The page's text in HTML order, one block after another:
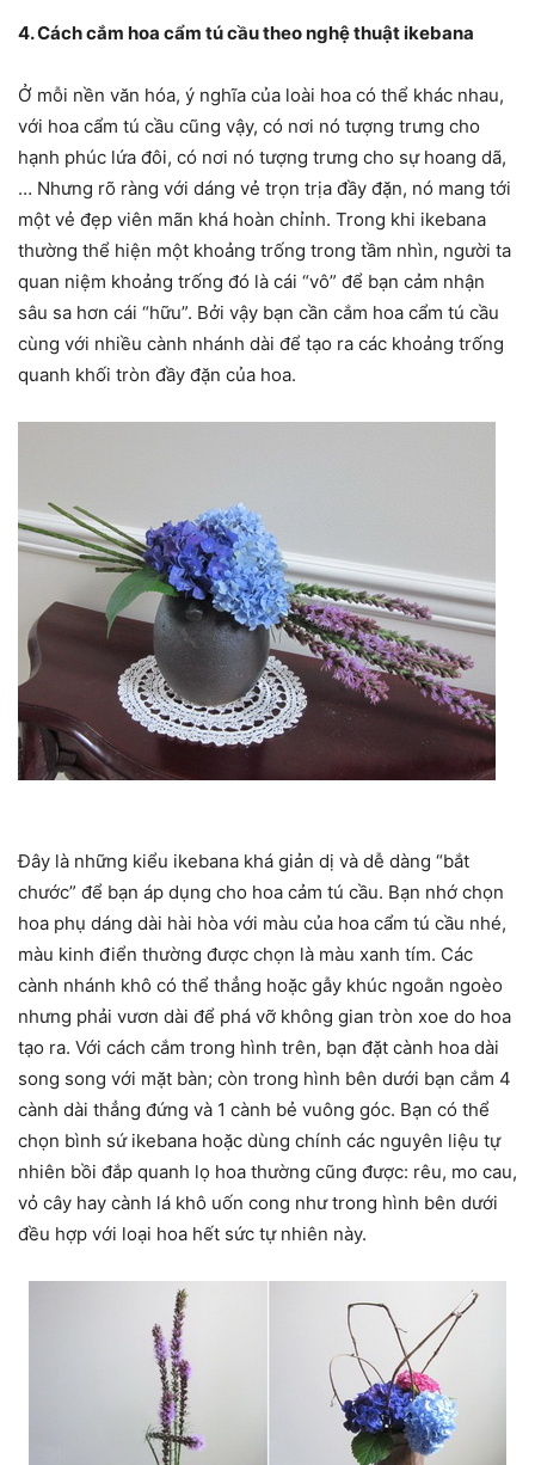
4. Cách cắm hoa cẩm tú cầu theo nghệ thuật ikebana
Ở mỗi nền văn hóa, ý nghĩa của loài hoa có thể khác nhau,
với hoa cẩm tú cầu cũng vậy, có nơi nó tượng trưng cho
hạnh phúc lứa đôi, có nơi nó tượng trưng cho sự hoang dã,
… Nhưng rõ ràng với dáng vẻ trọn trịa đầy đặn, nó mang tới
một vẻ đẹp viên mãn khá hoàn chỉnh. Trong khi ikebana
thường thể hiện một khoảng trống trong tầm nhìn, người ta
quan niệm khoảng trống đó là cái “vô” để bạn cảm nhận
sâu sa hơn cái “hữu”. Bởi vậy bạn cần cắm hoa cẩm tú cầu
cùng với nhiều cành nhánh dài để tạo ra các khoảng trống
quanh khối tròn đầy đặn của hoa.
Đây là những kiểu ikebana khá giản dị và dễ dàng “bắt
chước” để bạn áp dụng cho hoa cảm tú cầu. Bạn nhớ chọn
hoa phụ dáng dài hài hòa với màu của hoa cẩm tú cầu nhé,
màu kinh điển thường được chọn là màu xanh tím. Các
cành nhánh khô có thể thẳng hoặc gẫy khúc ngoằn ngoèo
nhưng phải vươn dài để phá vỡ không gian tròn xoe do hoa
tạo ra. Với cách cắm trong hình trên, bạn đặt cành hoa dài
song song với mặt bàn; còn trong hình bên dưới bạn cắm 4
cành dài thẳng đứng và 1 cành bẻ vuông góc. Bạn có thể
chọn bình sứ ikebana hoặc dùng chính các nguyên liệu tự
nhiên bồi đắp quanh lọ hoa thường cũng được: rêu, mo cau,
vỏ cây hay cành lá khô uốn cong như trong hình bên dưới
đều hợp với loại hoa hết sức tự nhiên này.